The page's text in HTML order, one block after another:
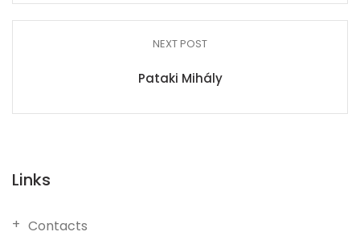
NEXT POST
Pataki Mihály
Links
Contacts